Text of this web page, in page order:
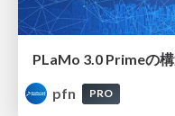
PLaMo 3.0 Primeの
pfn
PRO